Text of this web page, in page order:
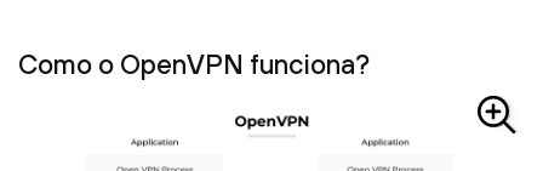
Como o OpenVPN funciona?